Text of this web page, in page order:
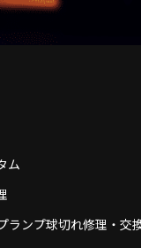
ム
ランプ球切れ修理・交